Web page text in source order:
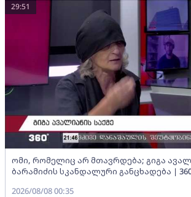
ომი, რომელიც არ მთავრდება; გიგა
ბარამიძის სკანდალური განცხადება |
29:51
2026/08/08 00:35